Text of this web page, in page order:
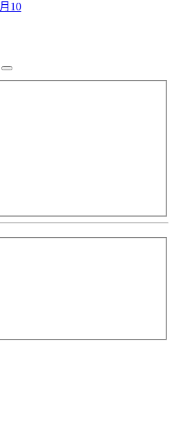
10